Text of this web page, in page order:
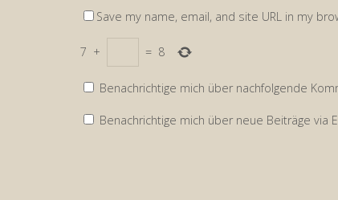
Save my name, email, and site URL in my
7 + = 8
Benachrichtige mich über nachfolgende
Benachrichtige mich über neue Beiträge via